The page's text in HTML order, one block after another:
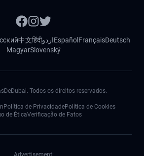
中文हिंदीاردوEspañol FrançaisDeutsch
MagyarSlovenský
Todos os direitos reservados.
Política de PrivacidadePolítica de Cookies
de ÉticaVerificação de Fatos
Advertisement: